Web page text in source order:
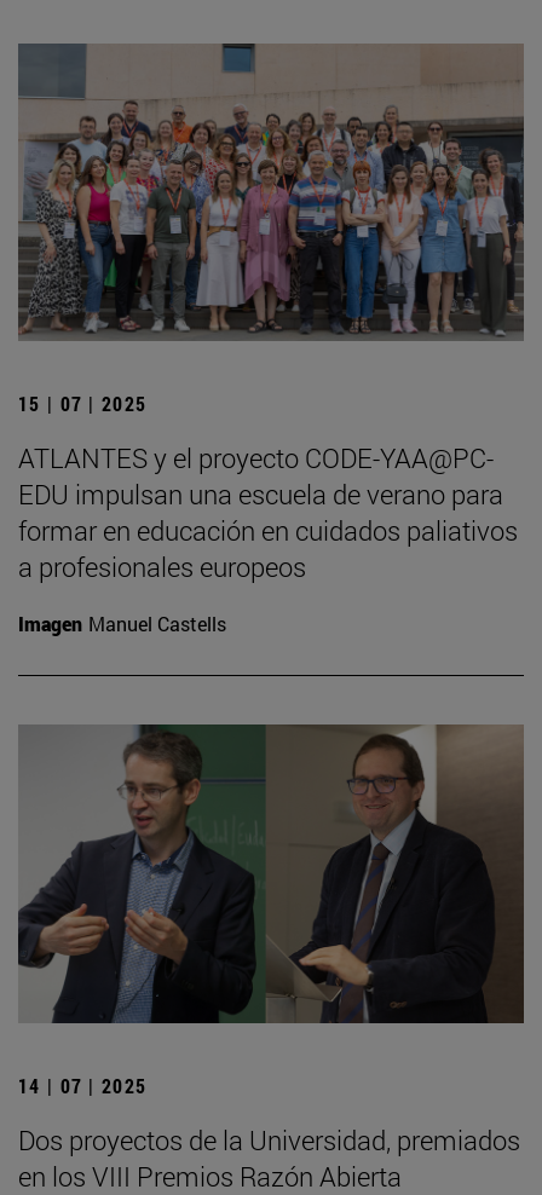
15 | 07 | 2025
ATLANTES y el proyecto CODE-YAA@PC-
EDU impulsan una escuela de verano para
formar en educación en cuidados paliativos
a profesionales europeos
Imagen Manuel Castells
14 | 07 | 2025
Dos proyectos de la Universidad, premiados
en los VIII Premios Razón Abierta